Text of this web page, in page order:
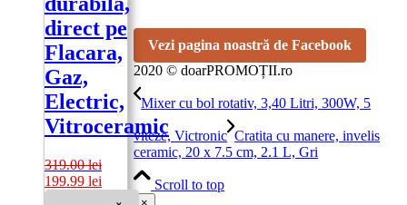
direct pe
Flacara,
Gaz,
Electric,
Vitroceramic
319.00lei
Prețul
inițial
199.99 lei Prețul
Vezi pagina noastră de Facebook
2020 © doarPROMOȚII.ro
Mixer cu bol rotativ, 3,40 Litri, 300W, 5
viteze, Victronic Cratita cu manere, invelis
ceramic, 20 x 7.5 cm, 2.1 L, Gri
Scroll to top